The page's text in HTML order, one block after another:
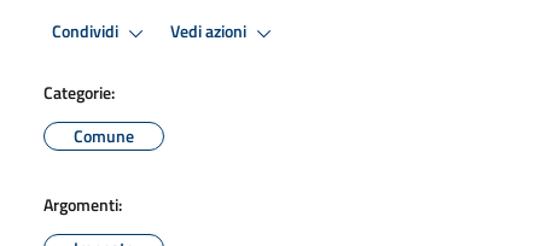
Condividi Vedi azioni
Categorie:
Comune
Argomenti: